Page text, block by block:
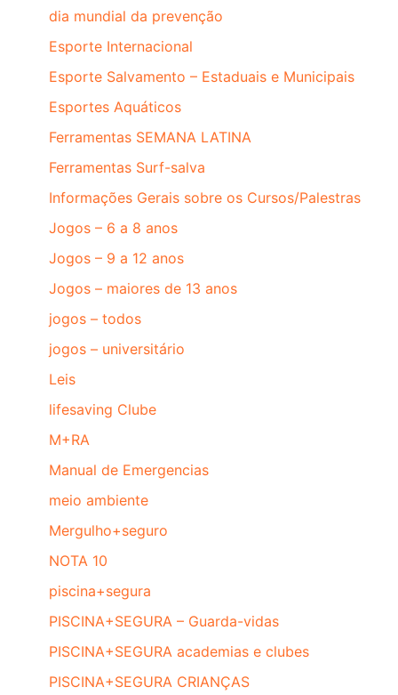
dia mundial da prevenção
Esporte Internacional
Esporte Salvamento – Estaduais e Municipais
Esportes Aquáticos
Ferramentas SEMANA LATINA
Ferramentas Surf-salva
Informações Gerais sobre os Cursos/Palestras
Jogos – 6 a 8 anos
Jogos – 9 a 12 anos
Jogos – maiores de 13 anos
jogos – todos
jogos – universitário
Leis
lifesaving Clube
M+RA
Manual de Emergencias
meio ambiente
Mergulho+seguro
NOTA 10
piscina+segura
PISCINA+SEGURA – Guarda-vidas
PISCINA+SEGURA academias e clubes
PISCINA+SEGURA CRIANÇAS